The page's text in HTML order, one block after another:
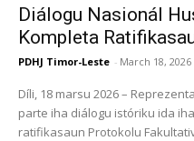
Diálogu Nasionál
Kompleta
PDHJ Timor-Leste - March 18, 2026
Díli, 18 marsu 2026 –
parte iha diálogu istóriku ida
ratifikasaun Protokolu